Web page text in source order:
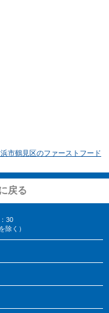
市鶴見区のファーストフード
戻る
30
除く）